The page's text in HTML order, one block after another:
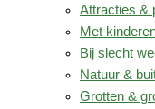
Attracties &
Met
Bij slecht
Natuur &
Grotten &